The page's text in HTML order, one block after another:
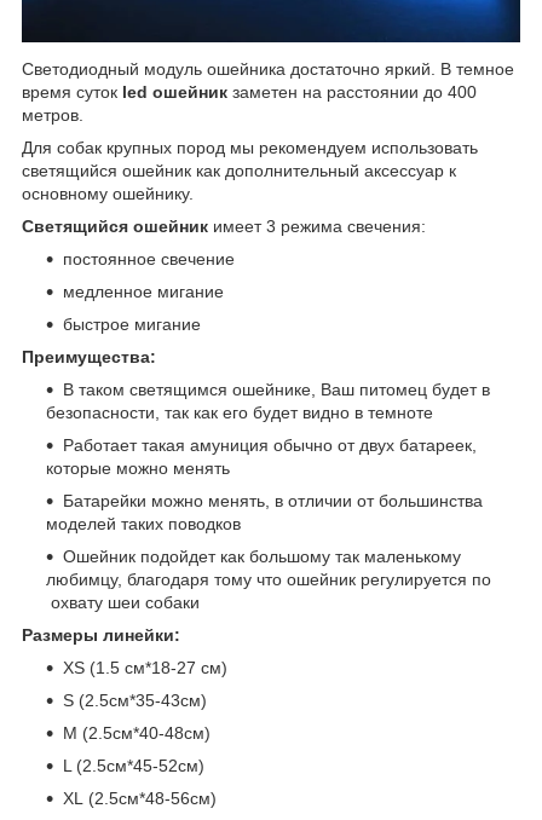
Светодиодный модуль ошейника достаточно яркий. В темное
время суток led ошейник заметен на расстоянии до 400
метров.
Для собак крупных пород мы рекомендуем использовать
светящийся ошейник как дополнительный аксессуар к
основному ошейнику.
Светящийся ошейник имеет 3 режима свечения:
постоянное свечение
медленное мигание
быстрое мигание
Преимущества:
В таком светящимся ошейнике, Ваш питомец будет в
безопасности, так как его будет видно в темноте
Работает такая амуниция обычно от двух батареек,
которые можно менять
Батарейки можно менять, в отличии от большинства
моделей таких поводков
Ошейник подойдет как большому так маленькому
любимцу, благодаря тому что ошейник регулируется по
охвату шеи собаки
Размеры линейки:
XS (1.5 см*18-27 см)
S (2.5см*35-43см)
M (2.5см*40-48см)
L (2.5см*45-52см)
XL (2.5см*48-56см)